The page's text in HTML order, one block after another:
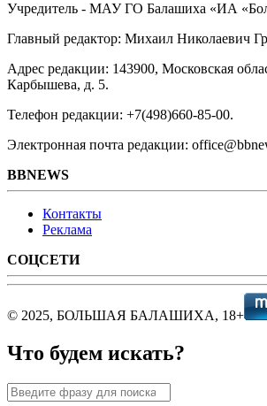
Учредитель - МАУ ГО Балашиха «ИА
Главный редактор: Михаил Николаевич
Адрес редакции: 143900, Московская
Карбышева, д. 5.
Телефон редакции: +7(498)660-85-00.
Электронная почта редакции:
BBNEWS
Контакты
Реклама
СОЦСЕТИ
© 2025, БОЛЬШАЯ БАЛАШИХА, 18+
Что будем искать?